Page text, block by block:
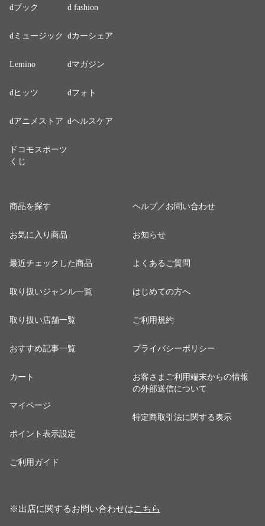
dブック d fashion
dミュージック dカーシェア
Lemino dマガジン
dヒッツ dフォト
dアニメストア dヘルスケア
ドコモスポーツ
くじ
商品を探す
お気に入り商品
最近チェックした商品
取り扱いジャンル一覧
取り扱い店舗一覧
おすすめ記事一覧
カート
マイページ
ポイント表示設定
ご利用ガイド
ヘルプ／お問い合わせ
お知らせ
よくあるご質問
はじめての方へ
ご利用規約
プライバシーポリシー
お客さまご利用端末からの情報
の外部送信について
特定商取引法に関する表示
※出店に関するお問い合わせはこちら